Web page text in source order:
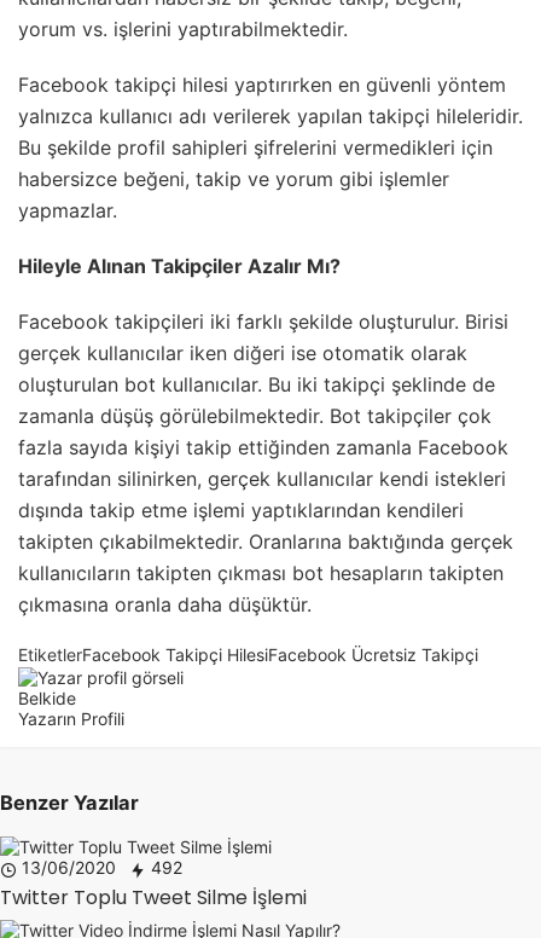
yorum vs. işlerini yaptırabilmektedir.
Facebook takipçi hilesi yaptırırken en güvenli yöntem
yalnızca kullanıcı adı verilerek yapılan takipçi hileleridir.
Bu şekilde profil sahipleri şifrelerini vermedikleri için
habersizce beğeni, takip ve yorum gibi işlemler
yapmazlar.
Hileyle Alınan Takipçiler Azalır Mı?
Facebook takipçileri iki farklı şekilde oluşturulur. Birisi
gerçek kullanıcılar iken diğeri ise otomatik olarak
oluşturulan bot kullanıcılar. Bu iki takipçi şeklinde de
zamanla düşüş görülebilmektedir. Bot takipçiler çok
fazla sayıda kişiyi takip ettiğinden zamanla Facebook
tarafından silinirken, gerçek kullanıcılar kendi istekleri
dışında takip etme işlemi yaptıklarından kendileri
takipten çıkabilmektedir. Oranlarına baktığında gerçek
kullanıcıların takipten çıkması bot hesapların takipten
çıkmasına oranla daha düşüktür.
EtiketlerFacebook Takipçi HilesiFacebook Ücretsiz Takipçi
Belkide
Yazarın Profili
Benzer Yazılar
13/06/2020 492
Twitter Toplu Tweet Silme İşlemi